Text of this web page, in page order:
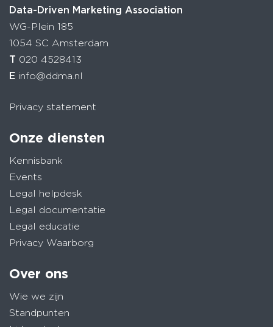
Data-Driven Marketing Association
WG-Plein 185
1054 SC Amsterdam
T 020 4528413
E info@ddma.nl
Privacy statement
Onze diensten
Kennisbank
Events
Legal helpdesk
Legal documentatie
Legal educatie
Privacy Waarborg
Over ons
Wie we zijn
Standpunten